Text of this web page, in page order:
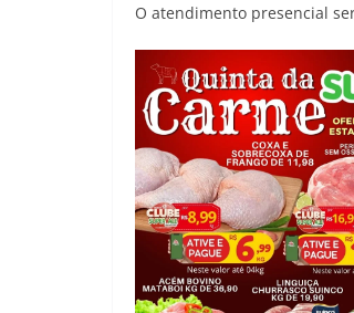
O atendimento presencial